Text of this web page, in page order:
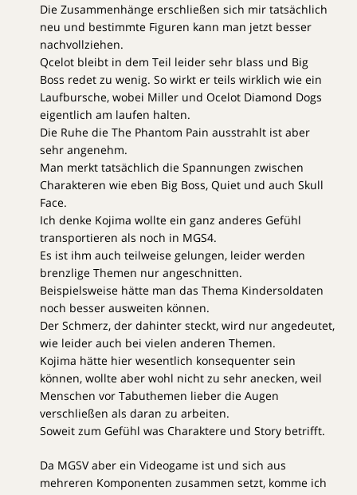
Die Zusammenhänge erschließen sich mir tatsächlich
neu und bestimmte Figuren kann man jetzt besser
nachvollziehen.
Qcelot bleibt in dem Teil leider sehr blass und Big
Boss redet zu wenig. So wirkt er teils wirklich wie ein
Laufbursche, wobei Miller und Ocelot Diamond Dogs
eigentlich am laufen halten.
Die Ruhe die The Phantom Pain ausstrahlt ist aber
sehr angenehm.
Man merkt tatsächlich die Spannungen zwischen
Charakteren wie eben Big Boss, Quiet und auch Skull
Face.
Ich denke Kojima wollte ein ganz anderes Gefühl
transportieren als noch in MGS4.
Es ist ihm auch teilweise gelungen, leider werden
brenzlige Themen nur angeschnitten.
Beispielsweise hätte man das Thema Kindersoldaten
noch besser ausweiten können.
Der Schmerz, der dahinter steckt, wird nur angedeutet,
wie leider auch bei vielen anderen Themen.
Kojima hätte hier wesentlich konsequenter sein
können, wollte aber wohl nicht zu sehr anecken, weil
Menschen vor Tabuthemen lieber die Augen
verschließen als daran zu arbeiten.
Soweit zum Gefühl was Charaktere und Story betrifft.
Da MGSV aber ein Videogame ist und sich aus
mehreren Komponenten zusammen setzt, komme ich